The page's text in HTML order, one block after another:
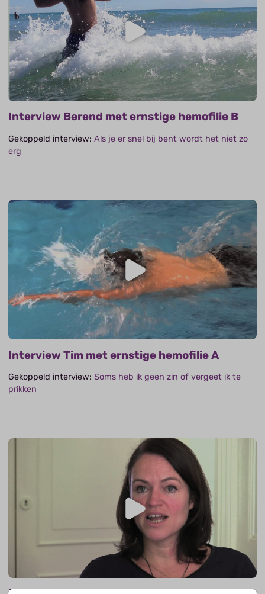
Interview Berend met ernstige hemofilie B
Gekoppeld interview:Als je er snel bij bent wordt het niet zo
erg
Interview Tim met ernstige hemofilie A
Gekoppeld interview:Soms heb ik geen zin of vergeet ik te
prikken